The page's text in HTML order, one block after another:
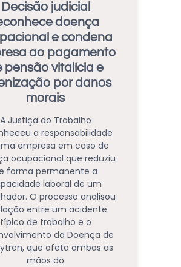
Decisão judicial
doença
e condena
ao pagamento
pensão vitalícia e
por danos
morais
A Justiça do Trabalho
a responsabilidade
empresa em caso de
ocupacional que reduziu
forma permanente a
laboral de um
O processo analisou
entre um acidente
típico de trabalho e o
da Doença de
que afeta ambas as
mãos do